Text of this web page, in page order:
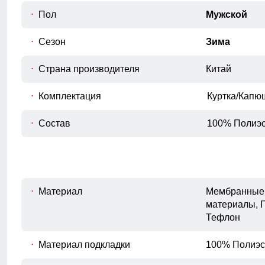
Расстояние от плечевого шва до
вниз до окончания рукава.
Полуобхват бедер
Пол Мужской
Сезон Зима
Страна производителя Китай
Комплектация Куртка/
Состав 100%
Материал
материалы,
Тефлон
Материал подкладки 100%